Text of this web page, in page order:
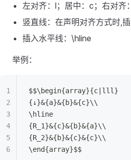
左对齐：l；居中：c；右对齐
竖直线：在声明对齐方式时,
插入水平线：\hline
举例：
$$\begin{array}{c|lll}
{↓}&{a}&{b}&{c}\\
\hline
{R_1}&{c}&{b}&{a}\\
{R_2}&{b}&{c}&{c}\\
\end{array}$$